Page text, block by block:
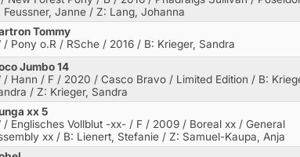
Feussner, Janne / Z: Lang, Johanna
Tommy
/ Pony o.R / RSche / 2016 / B: Krieger, Sandra
Jumbo 14
/ Hann / F / 2020 / Casco Bravo / Limited Edition / B:
/ Z: Krieger, Sandra
xx 5
/ Englisches Vollblut -xx- / F / 2009 / Boreal xx / General
xx/ B: Lienert, Stefanie / Z: Samuel-Kaupa, Anja